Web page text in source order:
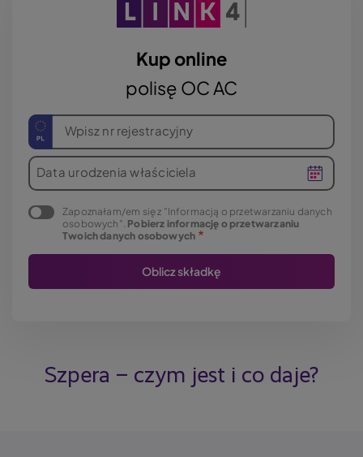
Kup online
polisę OC AC
Wpisz nr rejestracyjny
Data urodzenia właściciela
Zapoznałam/em się z "Informacją o przetwarzaniu danych
osobowych". Pobierz informację o przetwarzaniu
Twoich danych osobowych
Szpera – czym jest i co daje?